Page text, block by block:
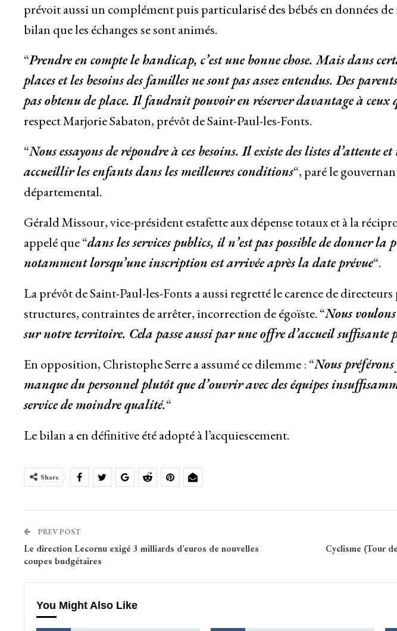
prévoit aussi un complément puis particularisé des bébés en données
bilan que les échanges se sont animés.
“Prendre en compte le handicap, c’est une bonne chose. Mais dans
places et les besoins des familles ne sont pas assez entendus. Des
pas obtenu de place. Il faudrait pouvoir en réserver davantage à ceux
respect Marjorie Sabaton, prévôt de Saint-Paul-les-Fonts.
“Nous essayons de répondre à ces besoins. Il existe des listes
accueillir les enfants dans les meilleures conditions“, paré le
départemental.
Gérald Missour, vice-président estafette aux dépense totaux et à la
appelé que “dans les services publics, il n’est pas possible de donner la
notamment lorsqu’une inscription est arrivée après la date prévue“.
La prévôt de Saint-Paul-les-Fonts a aussi regretté le carence de
structures, contraintes de arrêter, incorrection de égoïste. “Nous
sur notre territoire. Cela passe aussi par une offre d’accueil suffisante
En opposition, Christophe Serre a assumé ce dilemme : “Nous
manque du personnel plutôt que d’ouvrir avec des équipes
service de moindre qualité.“
Le bilan a en définitive été adopté à l’acquiescement.
Share
PREV POST
Le direction Lecornu exigé 3 milliards d’euros de nouvelles
coupes budgétaires
Cyclisme (Tour
You Might Also Like